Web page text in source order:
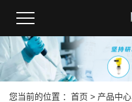
您当前的位置 ： 首页 > 产品中心